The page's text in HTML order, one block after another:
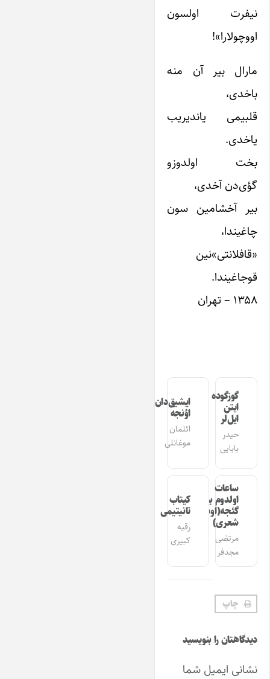
نیفرت اولسون
اووچولارا»!
مارال بیر آن منه
باخدی،
قلبیمی یاندیریب
یاخدی.
بخت اولدوزو
گؤی‌دن آخدی،
بیر آخشامین سون
چاغیندا،
«قافلانتی»نین
قوجاغیندا.
۱۳۵۸ – تهران
گوزگوده
ایتن
ایل‌لر
حیدر
بابایی
ایشیق‌دان
اؤنجه
ائلمان
موغانلی
ساعات
اولدوم بیر
گئجه(اوشاق
شعری)
مرتضی
مجدفر
کیتاب
تانیتیمی
رقیه
کبیری
چاپ
دیدگاهتان را بنویسید
نشانی ایمیل شما